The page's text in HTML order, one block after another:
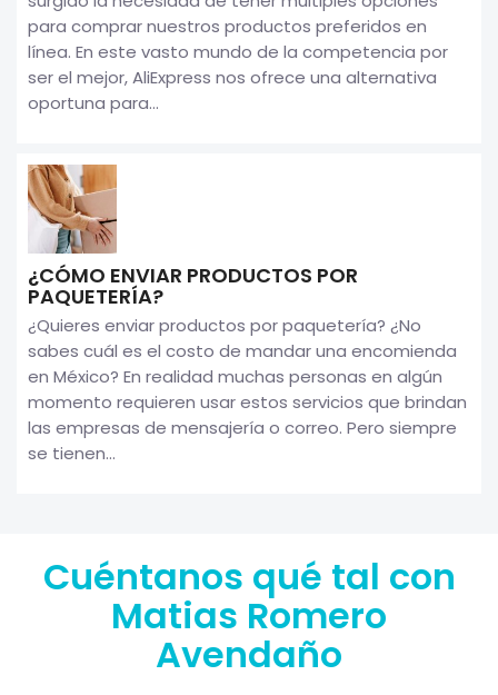
para comprar nuestros productos preferidos en
línea. En este vasto mundo de la competencia por
ser el mejor, AliExpress nos ofrece una alternativa
oportuna para...
¿CÓMO ENVIAR PRODUCTOS POR
PAQUETERÍA?
¿Quieres enviar productos por paquetería? ¿No
sabes cuál es el costo de mandar una encomienda
en México? En realidad muchas personas en algún
momento requieren usar estos servicios que brindan
las empresas de mensajería o correo. Pero siempre
se tienen...
Cuéntanos qué tal con
Matias Romero
Avendaño